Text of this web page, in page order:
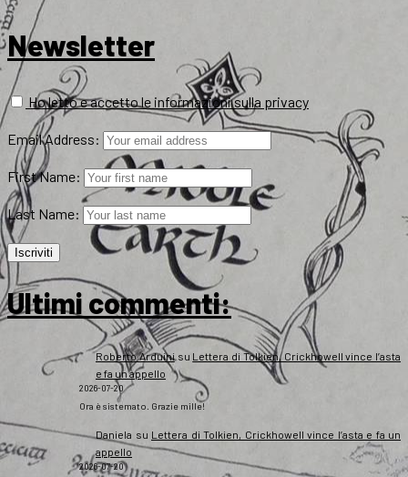
Newsletter
Ho letto e accetto le informazioni sulla privacy
Email Address:
First Name:
Last Name:
Ultimi commenti:
Roberto Arduinisu Lettera di Tolkien, Crickhowell vince l’asta
e fa un appello
2026-07-20
Ora è sistemato. Grazie mille!
Daniela su Lettera di Tolkien, Crickhowell vince l’asta e fa un
appello
2026-07-20